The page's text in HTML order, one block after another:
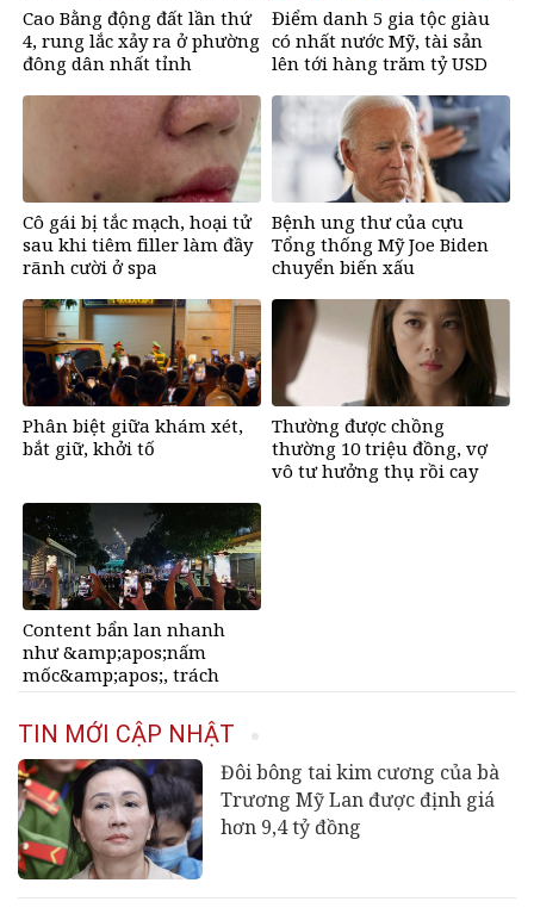
Cao Bằng động đất lần thứ
4, rung lắc xảy ra ở phường
đông dân nhất tỉnh
Điểm danh 5 gia tộc giàu
có nhất nước Mỹ, tài sản
lên tới hàng trăm tỷ USD
Cô gái bị tắc mạch, hoại tử
sau khi tiêm filler làm đầy
rãnh cười ở spa
Bệnh ung thư của cựu
Tổng thống Mỹ Joe Biden
chuyển biến xấu
Phân biệt giữa khám xét,
bắt giữ, khởi tố
Thường được chồng
thường 10 triệu đồng, vợ
vô tư hưởng thụ rồi cay
Content bẩn lan nhanh
như &amp;apos;nấm
mốc&amp;apos;, trách
mạng?
TIN MỚI CẬP NHẬT
Đôi bông tai kim cương của bà
Trương Mỹ Lan được định giá
hơn 9,4 tỷ đồng